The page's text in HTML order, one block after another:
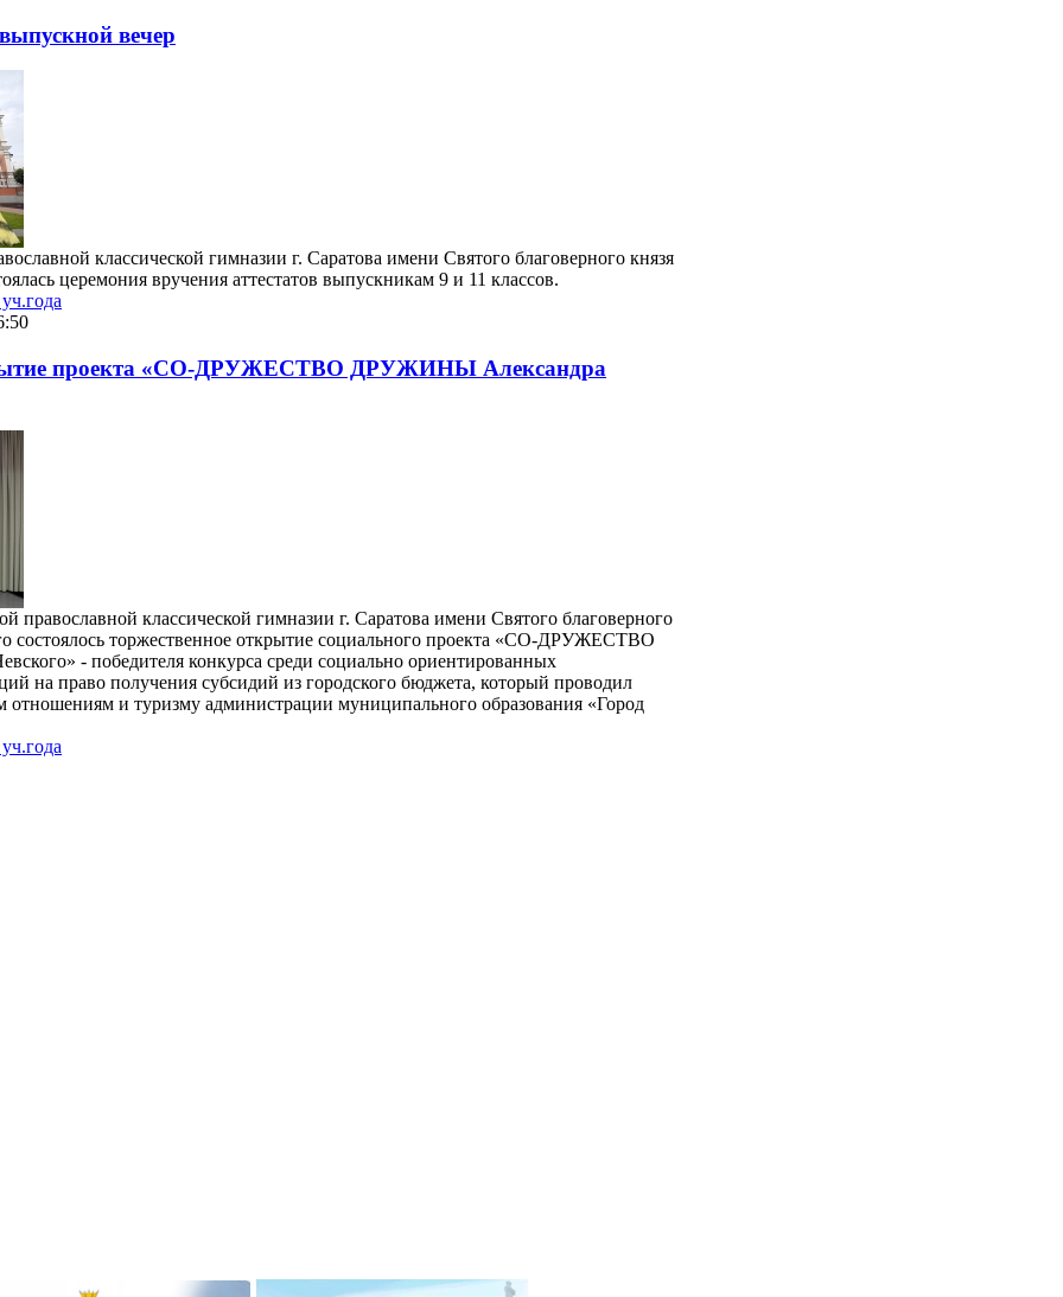
ушу
вечер
классической гимназии г. Саратова имени Святого благоверного князя
церемония вручения аттестатов выпускникам 9 и 11 классов.
проекта «СО-ДРУЖЕСТВО ДРУЖИНЫ Александра
православной классической гимназии г. Саратова имени Святого благоверного
состоялось торжественное открытие социального проекта «СО-ДРУЖЕСТВО
- победителя конкурса среди социально ориентированных
на право получения субсидий из городского бюджета, который проводил
и туризму администрации муниципального образования «Город